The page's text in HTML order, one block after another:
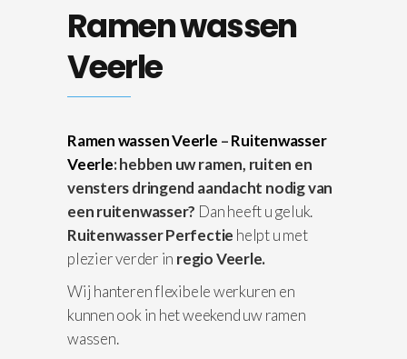
Ramen wassen
Veerle
Ramen wassen Veerle –Ruitenwasser
Veerle: hebben uw ramen, ruiten en
vensters dringend aandacht nodig van
een ruitenwasser? Dan heeft u geluk.
Ruitenwasser Perfectie helpt u met
plezier verder in regio Veerle.
Wij hanteren flexibele werkuren en
kunnen ook in het weekend uw ramen
wassen.